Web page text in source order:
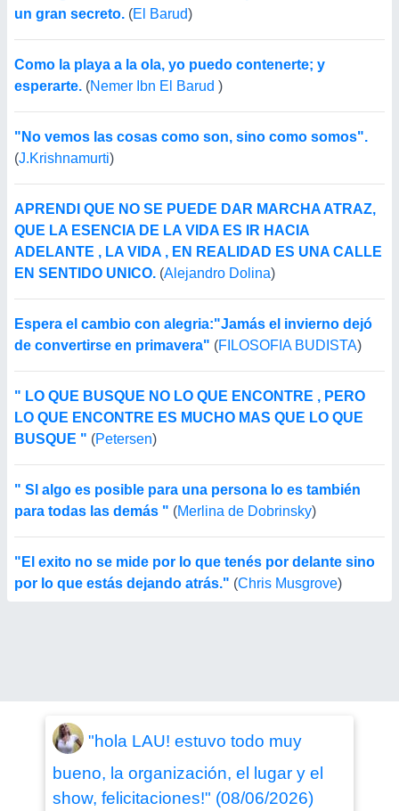
un gran secreto. (El Barud)
Como la playa a la ola, yo puedo contenerte; y
esperarte. (Nemer Ibn El Barud )
"No vemos las cosas como son, sino como somos".
(J.Krishnamurti)
APRENDI QUE NO SE PUEDE DAR MARCHA ATRAZ,
QUE LA ESENCIA DE LA VIDA ES IR HACIA
ADELANTE , LA VIDA , EN REALIDAD ES UNA CALLE
EN SENTIDO UNICO. (Alejandro Dolina)
Espera el cambio con alegria:"Jamás el invierno dejó
de convertirse en primavera" (FILOSOFIA BUDISTA)
" LO QUE BUSQUE NO LO QUE ENCONTRE , PERO
LO QUE ENCONTRE ES MUCHO MAS QUE LO QUE
BUSQUE " (Petersen)
" Sl algo es posible para una persona lo es también
para todas las demás " (Merlina de Dobrinsky)
"El exito no se mide por lo que tenés por delante sino
por lo que estás dejando atrás." (Chris Musgrove)
"hola LAU! estuvo todo muy
bueno, la organización, el lugar y el
show, felicitaciones!" (08/06/2026)